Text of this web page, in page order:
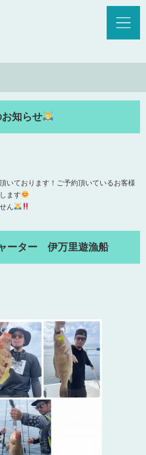
知らせ
いております！ご予約頂いているお客様
ます
ん
ーター 伊万里遊漁船